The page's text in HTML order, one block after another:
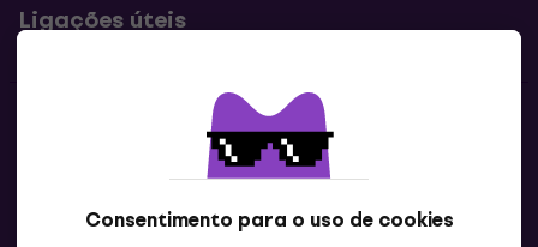
Consentimento para o uso de cookies
Ligações úteis
Contatos
Contacta-nos